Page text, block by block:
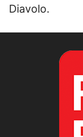
Diavolo.